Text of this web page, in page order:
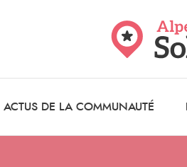
ACTUS DE LA COMMUNAUTÉ